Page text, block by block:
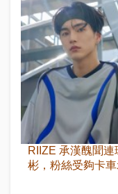
RIIZE 承漢醜聞
彬，粉絲受夠卡